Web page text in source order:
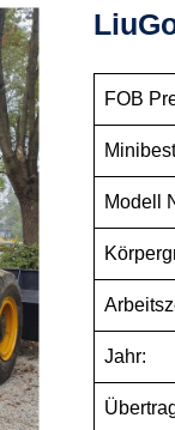
FOB
Modell
Jahr: